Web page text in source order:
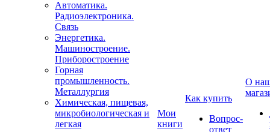
Автоматика.
Радиоэлектроника.
Связь
Энергетика.
Машиностроение.
Приборостроение
Горная
промышленность.
Металлургия
Химическая, пищевая,
микробиологическая и
легкая
Мои
книги
Как купить
Вопрос-
ответ
О